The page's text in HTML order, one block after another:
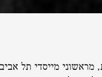
מראשוני מייסדי תל